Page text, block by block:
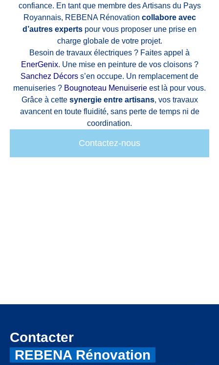
confiance. En tant que membre des Artisans du Pays
Royannais, REBENA Rénovation collabore avec
d’autres experts pour vous proposer une prise en
charge globale de votre projet.
Besoin de travaux électriques ? Faites appel à
EnerGenix. Une mise en peinture de vos cloisons ?
Sanchez Décors s’en occupe. Un remplacement de
menuiseries ? Bougnoteau Menuiserie est là pour vous.
Grâce à cette synergie entre artisans, vos travaux
avancent en toute fluidité, sans perte de temps ni de
coordination.
Contactez-nous
Contacter
REBENA Rénovation